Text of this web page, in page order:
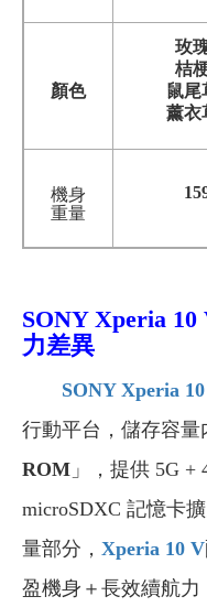
顏色
玫
桔
鼠尾
薰衣
機身
重量
SONY Xperia 10
力差異
SONY Xperia
行動平台，儲存容量
ROM 」，提供 5G +
microSDXC 記憶卡
量部分， Xperia 10 V
盈機身＋長效續航